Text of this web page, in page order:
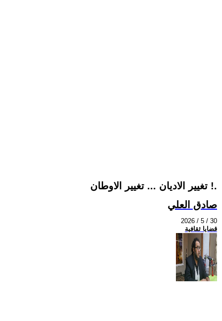
تغيير الاديان ... تغيير الاوطان !.
صادق العلي
2026 / 5 / 30
قضايا ثقافية